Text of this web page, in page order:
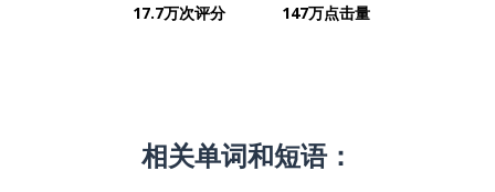
17.7万次评分 147万点击量
相关单词和短语：